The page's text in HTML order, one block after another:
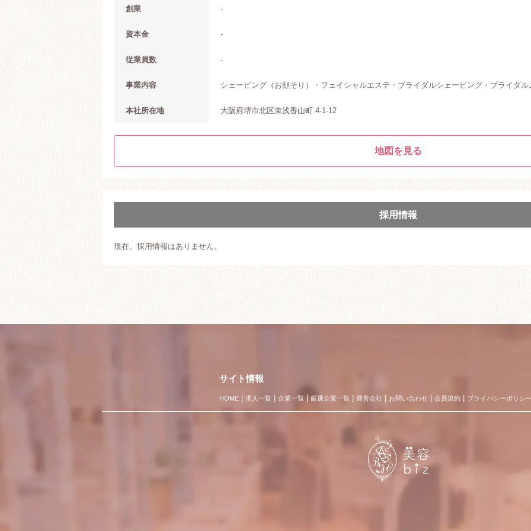
創業 -
資本金 -
従業員数 -
事業内容 シェービング（お顔そり）・フェイシャルエステ・ブライダルシェービング・ブライダル
本社所在地 大阪府堺市北区東浅香山町 4-1-12
地図を見る
採用情報
現在、採用情報はありません。
サイト情報
HOME 求人一覧 企業一覧 厳選企業一覧 運営会社 お問い合わせ 会員規約 プライバシーポリシ